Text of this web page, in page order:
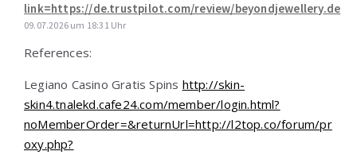
link=https://de.trustpilot.com/review/beyondjewellery.de
09.07.2026 um 18:31 Uhr
References:
Legiano Casino Gratis Spins http://skin-
skin4.tnalekd.cafe24.com/member/login.html?
noMemberOrder=&returnUrl=http://l2top.co/forum/pr
oxy.php?